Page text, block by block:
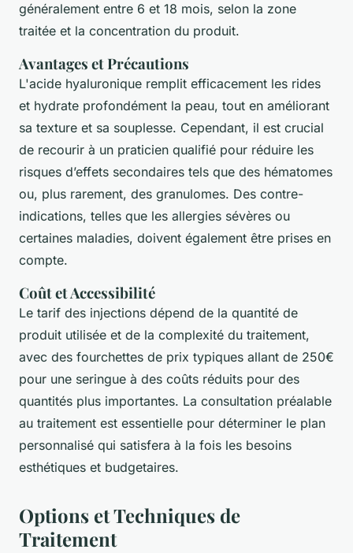
généralement entre 6 et 18 mois, selon la zone
traitée et la concentration du produit.
Avantages et Précautions
L'acide hyaluronique remplit efficacement les rides
et hydrate profondément la peau, tout en améliorant
sa texture et sa souplesse. Cependant, il est crucial
de recourir à un praticien qualifié pour réduire les
risques d’effets secondaires tels que des hématomes
ou, plus rarement, des granulomes. Des contre-
indications, telles que les allergies sévères ou
certaines maladies, doivent également être prises en
compte.
Coût et Accessibilité
Le tarif des injections dépend de la quantité de
produit utilisée et de la complexité du traitement,
avec des fourchettes de prix typiques allant de 250€
pour une seringue à des coûts réduits pour des
quantités plus importantes. La consultation préalable
au traitement est essentielle pour déterminer le plan
personnalisé qui satisfera à la fois les besoins
esthétiques et budgetaires.
Options et Techniques de
Traitement